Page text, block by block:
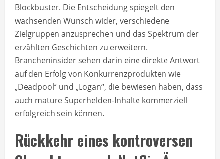
Blockbuster. Die Entscheidung spiegelt den
wachsenden Wunsch wider, verschiedene
Zielgruppen anzusprechen und das Spektrum der
erzählten Geschichten zu erweitern.
Brancheninsider sehen darin eine direkte Antwort
auf den Erfolg von Konkurrenzprodukten wie
„Deadpool“ und „Logan“, die bewiesen haben, dass
auch mature Superhelden-Inhalte kommerziell
erfolgreich sein können.
Rückkehr eines kontroversen